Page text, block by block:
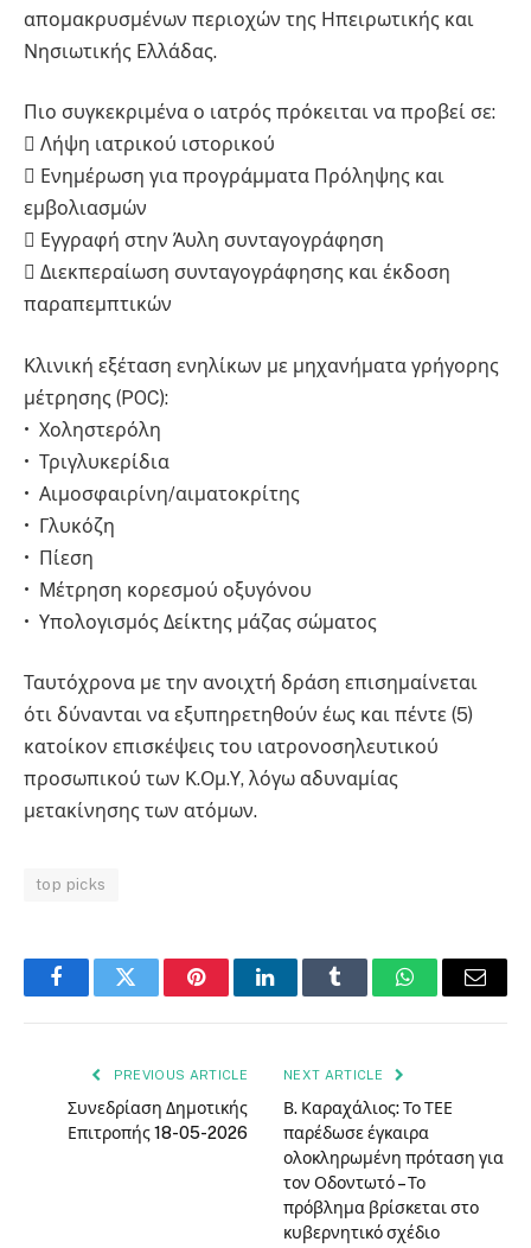
απομακρυσμένων περιοχών της Ηπειρωτικής και
Νησιωτικής Ελλάδας.
Πιο συγκεκριμένα ο ιατρός πρόκειται να προβεί σε:
 Λήψη ιατρικού ιστορικού
 Ενημέρωση για προγράμματα Πρόληψης και
εμβολιασμών
 Εγγραφή στην Άυλη συνταγογράφηση
 Διεκπεραίωση συνταγογράφησης και έκδοση
παραπεμπτικών
Κλινική εξέταση ενηλίκων με μηχανήματα γρήγορης
μέτρησης (POC):
• Χοληστερόλη
• Τριγλυκερίδια
• Αιμοσφαιρίνη/αιματοκρίτης
• Γλυκόζη
• Πίεση
• Μέτρηση κορεσμού οξυγόνου
• Υπολογισμός Δείκτης μάζας σώματος
Ταυτόχρονα με την ανοιχτή δράση επισημαίνεται
ότι δύνανται να εξυπηρετηθούν έως και πέντε (5)
κατοίκον επισκέψεις του ιατρονοσηλευτικού
προσωπικού των Κ.Ομ.Υ, λόγω αδυναμίας
μετακίνησης των ατόμων.
top picks
FacebookTwitter PinterestLinkedInTumblr WhatsAppEmail
PREVIOUS ARTICLE
Συνεδρίαση Δημοτικής
Επιτροπής 18-05-2026
NEXT ARTICLE
Β. Καραχάλιος: Το ΤΕΕ
παρέδωσε έγκαιρα
ολοκληρωμένη πρόταση για
τον Οδοντωτό – Το
πρόβλημα βρίσκεται στο
κυβερνητικό σχέδιο